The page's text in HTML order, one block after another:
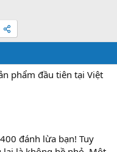
phẩm đầu tiên tại Việt
đánh lừa bạn! Tuy